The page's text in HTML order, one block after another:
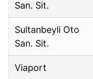
San. Sit.
Sultanbeyli Oto
San. Sit.
Viaport